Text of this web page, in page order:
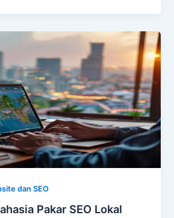
dan SEO
Pakar SEO Lokal